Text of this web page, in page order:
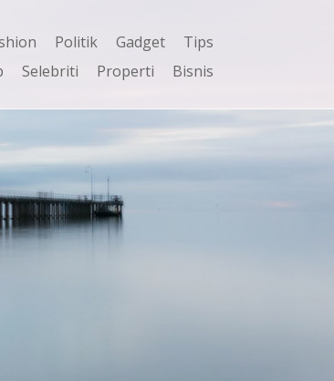
Politik Gadget
Tips
Selebriti Properti Bisnis